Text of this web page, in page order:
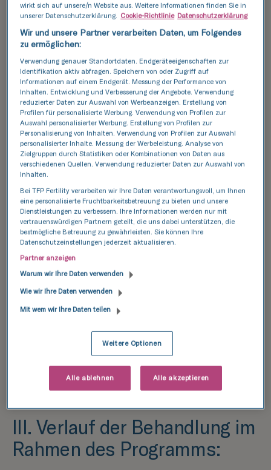
Anspruch nehmen.
II.Kriterien für die Aufnahme
in das Programm:
Das Alter der Frau liegt zwischen 20 und 40
Jahren (nach Geburtsjahrgang)
Diagnostizierte weibliche Unfruchtbarkeit
Unfruchtbarkeit (ICD10: N47)
Medizinische Indikationen für eine Behandlung
mit der Methode der In-vitro-Fertilisation im
Sinne des Gesetzes über die
Zustimmung, die Kosten für die Lagerung der
Embryonen und den Transfer der gefrorenen
Besitz einer Kolobrzeg Resident Card durch
beide Personen des Paares.
III. Verlauf der Behandlung im
Rahmen des Programms:
wirkt sich auf unsere/n Website aus. Weitere Informationen finden Sie in
unserer Datenschutzerklärung. Cookie-Richtlinie Datenschutzerklärung
Wir und unsere Partner verarbeiten Daten, um Folgendes
zu ermöglichen:
Verwendung genauer Standortdaten. Endgeräteeigenschaften zur
Identifikation aktiv abfragen. Speichern von oder Zugriff auf
Informationen auf einem Endgerät. Messung der Performance von
Inhalten. Entwicklung und Verbesserung der Angebote. Verwendung
reduzierter Daten zur Auswahl von Werbeanzeigen. Erstellung von
Profilen für personalisierte Werbung. Verwendung von Profilen zur
Auswahl personalisierter Werbung. Erstellung von Profilen zur
Personalisierung von Inhalten. Verwendung von Profilen zur Auswahl
personalisierter Inhalte. Messung der Werbeleistung. Analyse von
Zielgruppen durch Statistiken oder Kombinationen von Daten aus
verschiedenen Quellen. Verwendung reduzierter Daten zur Auswahl von
Inhalten.
Bei TFP Fertility verarbeiten wir Ihre Daten verantwortungsvoll, um Ihnen
eine personalisierte Fruchtbarkeitsbetreuung zu bieten und unsere
Dienstleistungen zu verbessern. Ihre Informationen werden nur mit
vertrauenswürdigen Partnern geteilt, die uns dabei unterstützen, die
bestmögliche Betreuung zu gewährleisten. Sie können Ihre
Datenschutzeinstellungen jederzeit aktualisieren.
Partner anzeigen
Warum wir Ihre Daten verwenden
Wie wir Ihre Daten verwenden
Mit wem wir Ihre Daten teilen
Weitere Optionen
Alle ablehnen Alle akzeptieren